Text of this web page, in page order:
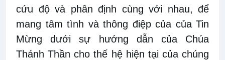
cứu độ và phân định cùng với nhau, để
mang tâm tình và thông điệp của của Tin
Mừng dưới sự hướng dẫn của Chúa
Thánh Thần cho thế hệ hiện tại của chúng